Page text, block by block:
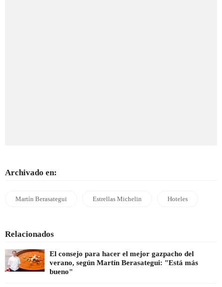
Archivado en:
Martín Berasategui Estrellas Michelin Hoteles
Relacionados
El consejo para hacer el mejor gazpacho del
verano, según Martín Berasategui: "Está más
bueno"